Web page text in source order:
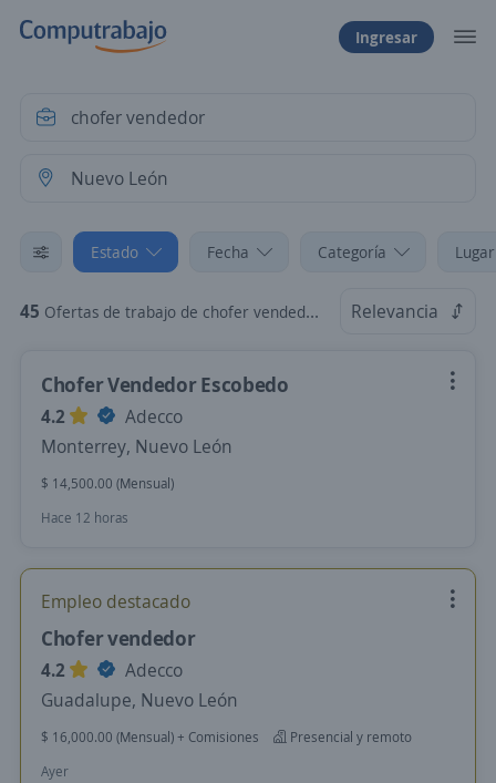
Ingresar
Estado Fecha Categoría
45 Ofertas de trabajo de chofer vendedor en Nuevo León Relevancia
Chofer Vendedor Escobedo
4.2
Adecco
Monterrey, Nuevo León
$ 14,500.00 (Mensual)
Hace 12 horas
Empleo destacado
Chofer vendedor
4.2
Adecco
Guadalupe, Nuevo León
$ 16,000.00 (Mensual) + Comisiones
Presencial y remoto
Ayer